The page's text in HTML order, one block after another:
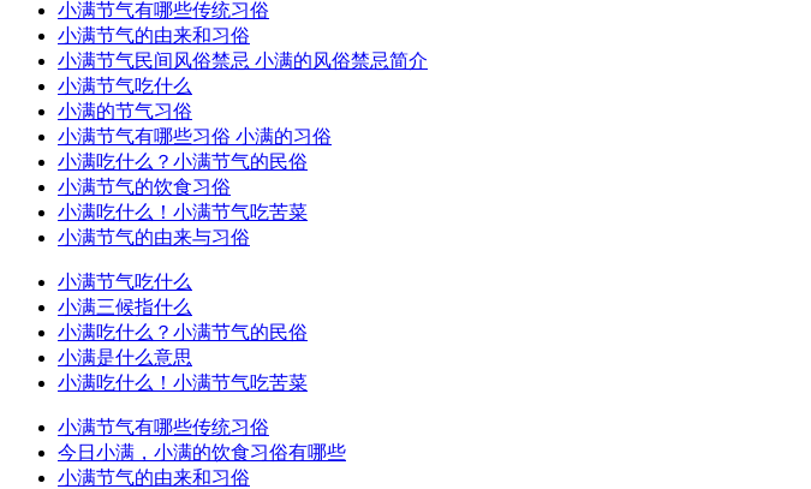
小满节气有哪些传统习俗
小满节气的由来和习俗
小满节气民间风俗禁忌 小满的风俗禁忌简介
小满节气吃什么
小满的节气习俗
小满节气有哪些习俗 小满的习俗
小满吃什么？小满节气的民俗
小满节气的饮食习俗
小满吃什么！小满节气吃苦菜
小满节气的由来与习俗
小满节气吃什么
小满三候指什么
小满吃什么？小满节气的民俗
小满是什么意思
小满吃什么！小满节气吃苦菜
小满节气有哪些传统习俗
今日小满，小满的饮食习俗有哪些
小满节气的由来和习俗